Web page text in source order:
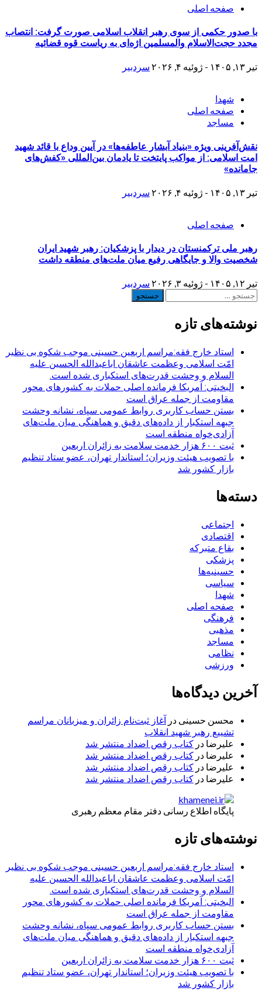
صفحه اصلی
با صدور حکمی از سوی رهبر انقلاب اسلامی صورت گرفت: انتصاب
مجدد حجت‌الاسلام والمسلمین اژه‌ای به ریاست قوه قضائیه
تیر ۱۳, ۱۴۰۵ - ژوئیه ۴, ۲۰۲۶ سردبیر
شهدا
صفحه اصلی
مساجد
نقش‌آفرینی ویژه «بنیاد آبشار عاطفه‌ها» در آیین وداع با قائد شهید
امت اسلامی: از مواکب پایتخت تا یادمان بین‌المللی «کفش‌های
جامانده»
تیر ۱۳, ۱۴۰۵ - ژوئیه ۴, ۲۰۲۶ سردبیر
صفحه اصلی
رهبر ملی ترکمنستان در دیدار با پزشکیان: رهبر شهید ایران
شخصیت والا و جایگاهی رفیع میان ملت‌های منطقه داشت
تیر ۱۲, ۱۴۰۵ - ژوئیه ۳, ۲۰۲۶
سردبیر
جستجو
نوشته‌های تازه
استاد خارج فقه:مراسم اربعین حسینی موجب شکوه بی نظیر
امّت اسلامی وعظمت عاشقان اباعبدالله الحسین علیه
السلام و وحشت قدرت‌های استکباری شده است.
البخیتی: آمریکا فرمانده اصلی حملات به کشورهای محور
مقاومت از جمله عراق است
بستن حساب کاربری روابط عمومی سپاه، نشانه‌ وحشت
جبهه استکبار از داده‌های دقیق و هماهنگی میان ملت‌های
آزادی‌خواه منطقه است
ثبت ۶۰۰ هزار خدمت سلامت به زائران اربعین
با تصویب هیئت وزیران؛ استاندار تهران، عضو ستاد تنظیم
بازار کشور شد
دسته‌ها
اجتماعی
اقتصادی
بقاع متبرکه
پزشکی
حسینیه‌ها
سیاسی
شهدا
صفحه اصلی
فرهنگی
مذهبی
مساجد
نظامی
ورزشی
آخرین دیدگاه‌ها
محسن حسینی در آغاز ثبت‌نام زائران و میزبانان مراسم
تشییع رهبر شهید انقلاب
علیرضا در کتاب رقص اضداد منتشر شد
علیرضا در کتاب رقص اضداد منتشر شد
علیرضا در کتاب رقص اضداد منتشر شد
علیرضا در کتاب رقص اضداد منتشر شد
پایگاه اطلاع رسانی دفتر مقام معظم رهبری
نوشته‌های تازه
استاد خارج فقه:مراسم اربعین حسینی موجب شکوه بی نظیر
امّت اسلامی وعظمت عاشقان اباعبدالله الحسین علیه
السلام و وحشت قدرت‌های استکباری شده است.
البخیتی: آمریکا فرمانده اصلی حملات به کشورهای محور
مقاومت از جمله عراق است
بستن حساب کاربری روابط عمومی سپاه، نشانه‌ وحشت
جبهه استکبار از داده‌های دقیق و هماهنگی میان ملت‌های
آزادی‌خواه منطقه است
ثبت ۶۰۰ هزار خدمت سلامت به زائران اربعین
با تصویب هیئت وزیران؛ استاندار تهران، عضو ستاد تنظیم
بازار کشور شد